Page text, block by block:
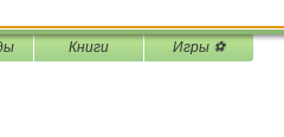
Книги Игры ⚽